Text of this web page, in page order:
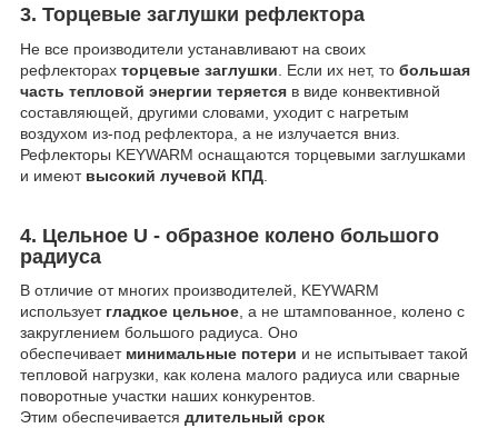
3. Торцевые заглушки рефлектора
Не все производители устанавливают на своих
рефлекторах торцевые заглушки . Если их нет, то большая
часть тепловой энергии теряется в виде конвективной
составляющей, другими словами, уходит с нагретым
воздухом из-под рефлектора, а не излучается вниз.
Рефлекторы KEYWARM оснащаются торцевыми заглушками
и имеют высокий лучевой КПД
4. Цельное U - образное колено большого
радиуса
В отличие от многих производителей, KEYWARM
использует гладкое цельное, а не штампованное, колено с
закруглением большого радиуса. Оно
обеспечивает минимальные потери и не испытывает такой
тепловой нагрузки, как колена малого радиуса или сварные
поворотные участки наших конкурентов.
Этим обеспечивается длительный срок